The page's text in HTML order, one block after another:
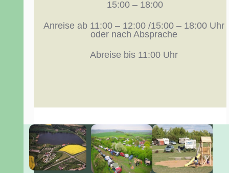
15:00 – 18:00
Anreise ab 11:00 – 12:00 /15:00 – 18:00 Uhr
oder nach Absprache
Abreise bis 11:00 Uhr